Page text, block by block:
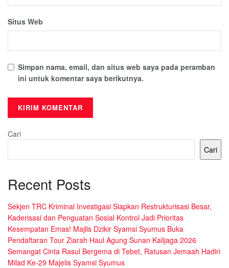
Situs Web
Simpan nama, email, dan situs web saya pada peramban
ini untuk komentar saya berikutnya.
Cari
Cari
Recent Posts
Sekjen TRC Kriminal Investigasi Siapkan Restrukturisasi Besar,
Kaderisasi dan Penguatan Sosial Kontrol Jadi Prioritas
Kesempatan Emas! Majlis Dzikir Syamsi Syumus Buka
Pendaftaran Tour Ziarah Haul Agung Sunan Kalijaga 2026
Semangat Cinta Rasul Bergema di Tebet, Ratusan Jemaah Hadiri
Milad Ke-29 Majelis Syamsi Syumus